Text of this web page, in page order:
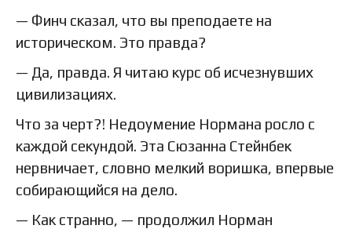
— Финч сказал, что вы преподаете на
историческом. Это правда?
— Да, правда. Я читаю курс об исчезнувших
цивилизациях.
Что за черт?! Недоумение Нормана росло с
каждой секундой. Эта Сюзанна Стейнбек
нервничает, словно мелкий воришка, впервые
собирающийся на дело.
— Как странно, — продолжил Норман